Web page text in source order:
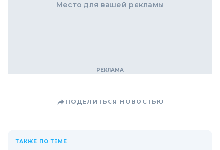
Место для вашей рекламы
ПОДЕЛИТЬСЯ НОВОСТЬЮ
ТАКЖЕ ПО ТЕМЕ